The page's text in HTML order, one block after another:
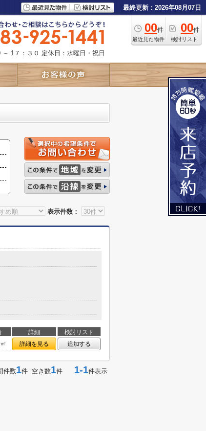
最終更新：2026年08月07日
00件
最近見た物件
00件
検討リスト
1７：３０ 定休日：水曜日・祝日
表示件数：
詳細
検討リスト
詳細を見る 追加する
件数1件 空き数1件 1-1件表示